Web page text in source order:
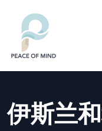
伊斯兰